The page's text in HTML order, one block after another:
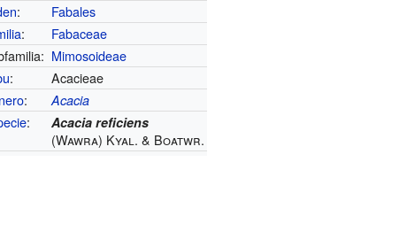
:
Fabales
:
Fabaceae
Mimosoideae
:
Acacieae
: Acacia
: Acacia reficiens
(Wawra) Kyal. & Boatwr.